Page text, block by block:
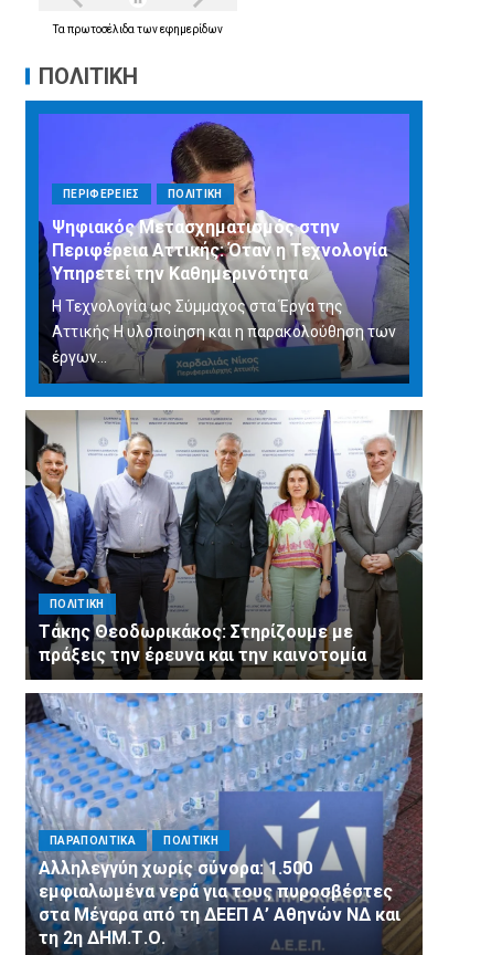
Τα πρωτοσέλιδα τωνεφημερίδων
ΠΟΛΙΤΙΚΗ
ΠΕΡΙΦΕΡΕΙΕΣ ΠΟΛΙΤΙΚΗ
Ψηφιακός Μετασχηματισμός στην
Περιφέρεια Αττικής: Όταν η Τεχνολογία
Υπηρετεί την Καθημερινότητα
Η Τεχνολογία ως Σύμμαχος στα Έργα της
Αττικής Η υλοποίηση και η παρακολούθηση των
έργων...
ΠΟΛΙΤΙΚΗ
Τάκης Θεοδωρικάκος: Στηρίζουμε με
πράξεις την έρευνα και την καινοτομία
ΠΑΡΑΠΟΛΙΤΙΚΑ ΠΟΛΙΤΙΚΗ
Αλληλεγγύη χωρίς σύνορα: 1.500
εμφιαλωμένα νερά για τους πυροσβέστες
στα Μέγαρα από τη ΔΕΕΠ Α’ Αθηνών ΝΔ και
τη 2η ΔΗΜ.Τ.Ο.